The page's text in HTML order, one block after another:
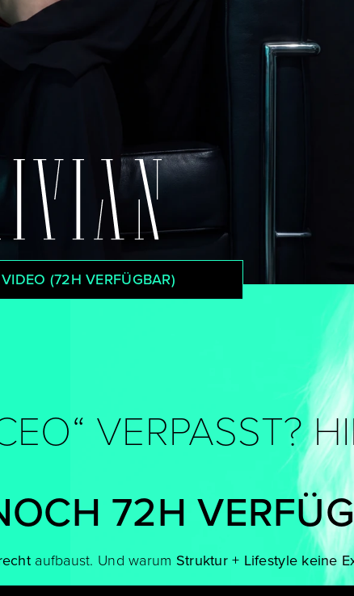
(72H VERFÜGBAR)
VERPASST?
72H
aufbaust. Und warum Struktur + Lifestyle keine